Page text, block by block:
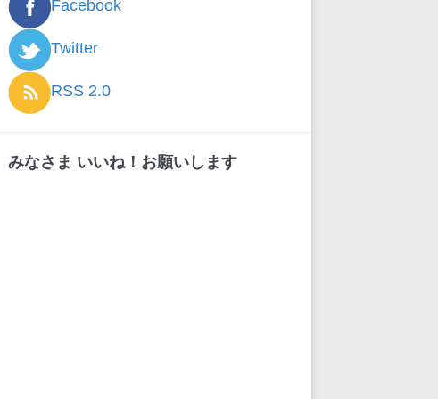
Facebook
Twitter
RSS 2.0
みなさま いいね！お願いします